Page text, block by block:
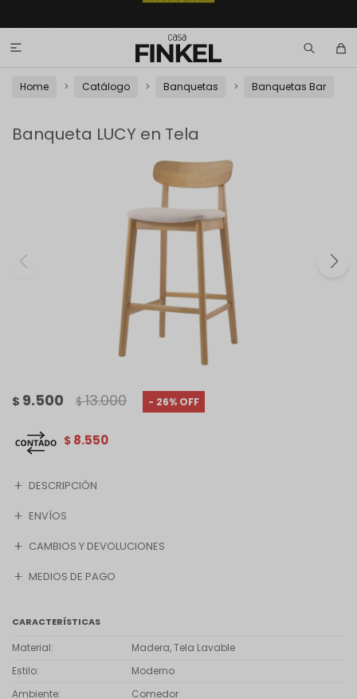

Home Catálogo Banquetas Banquetas Bar
Banqueta LUCY en Tela
$ 9.500 $ 13.000 26
$ 8.550
DESCRIPCIÓN
ENVÍOS
CAMBIOS Y DEVOLUCIONES
MEDIOS DE PAGO
CARACTERÍSTICAS
Material
Madera, Tela Lavable
Estilo
Moderno
Ambiente
Comedor